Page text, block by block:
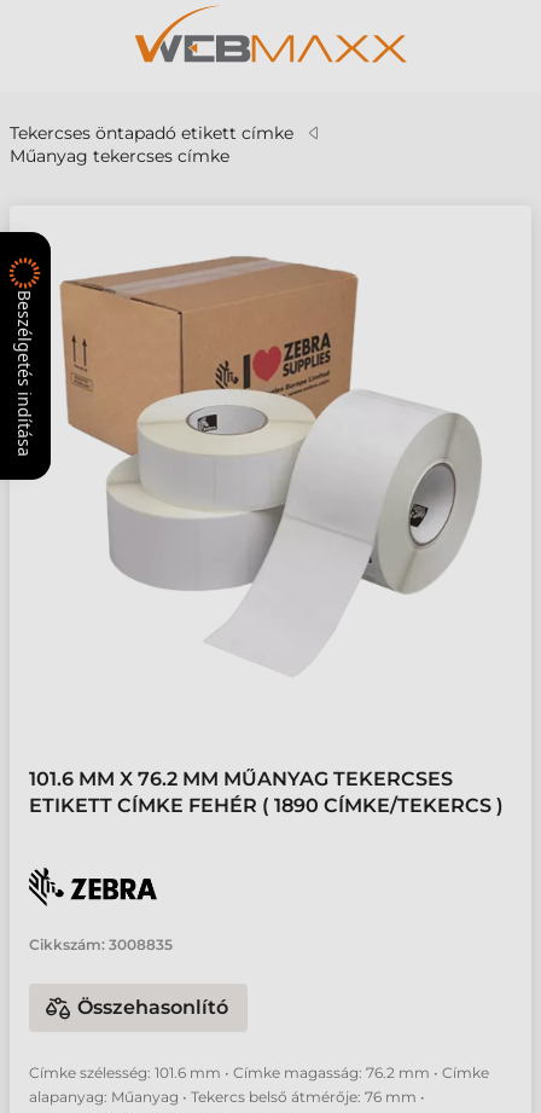
Tekercses öntapadó etikett címke
Műanyag tekercses címke
101.6 MM X 76.2 MM MŰANYAG TEKERCSES
ETIKETT CÍMKE FEHÉR ( 1890 CÍMKE/TEKERCS )
Cikkszám: 3008835
Összehasonlító
Címke szélesség: 101.6 mm • Címke magasság: 76.2 mm • Címke
alapanyag: Műanyag • Tekercs belső átmérője: 76 mm •
Beszélgetés indítása